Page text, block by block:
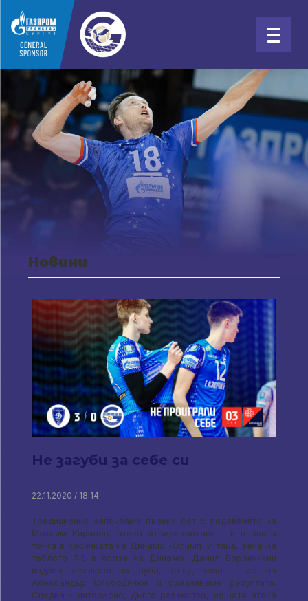
Новини
Не загуби за себе си
22.11.2020 / 18:14
Традиционно започваме първия сет с подаването на
Максим Кирилов, атака от московчани - и първата
точка в касичката на Динамо -Олимп. И така, вече на
таблото 7:5 в полза на Динамо. Данил Ворончихин
издава великолепна лула, след това - ас на
Александър Слободянюк и сравняваме резултата.
Следва - интересно, дълго равенство, нашата атака